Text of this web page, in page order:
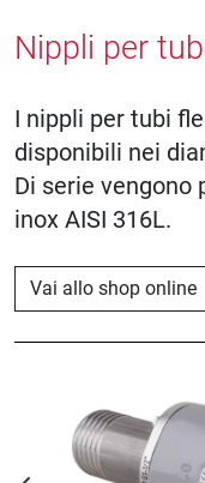
Nippli per
I nippli per tubi
disponibili nei
Di serie
inox AISI 316L.
Vai allo shop online